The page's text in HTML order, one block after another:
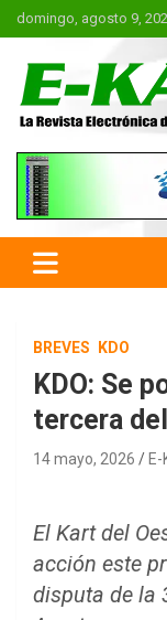
Saltar
al
domingo, agosto 9,
E-
Argentina
BREVES KDO
KDO: Se
tercera
14 mayo, 2026
El Kart del
acción este
disputa de la